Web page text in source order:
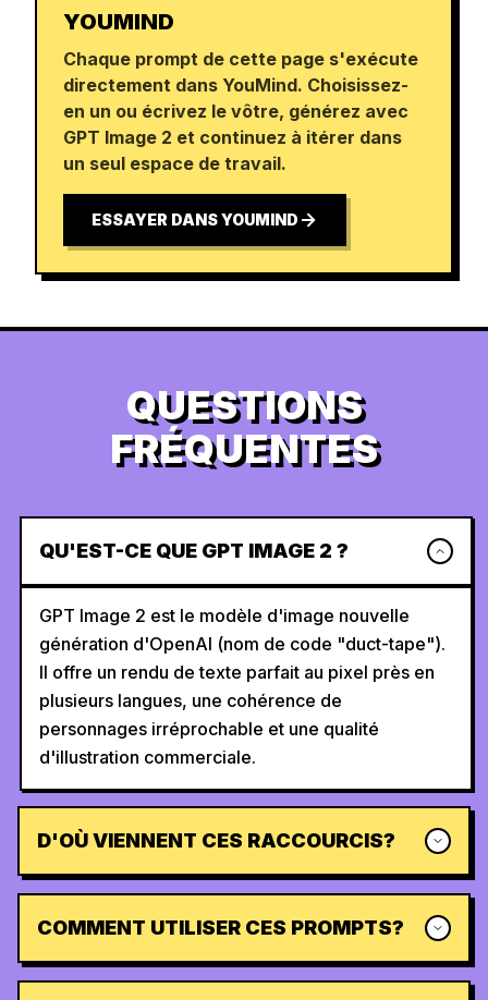
YOUMIND
Chaque prompt de cette page s'exécute
directement dans YouMind. Choisissez-
en un ou écrivez le vôtre, générez avec
GPT Image 2 et continuez à itérer dans
un seul espace de travail.
ESSAYER DANS YOUMIND
QUESTIONS
FRÉQUENTES
QU'EST-CE QUE GPT IMAGE 2 ?
GPT Image 2 est le modèle d'image nouvelle
génération d'OpenAI (nom de code "duct-tape").
Il offre un rendu de texte parfait au pixel près en
plusieurs langues, une cohérence de
personnages irréprochable et une qualité
d'illustration commerciale.
D'OÙ VIENNENT CES RACCOURCIS?
COMMENT UTILISER CES PROMPTS?